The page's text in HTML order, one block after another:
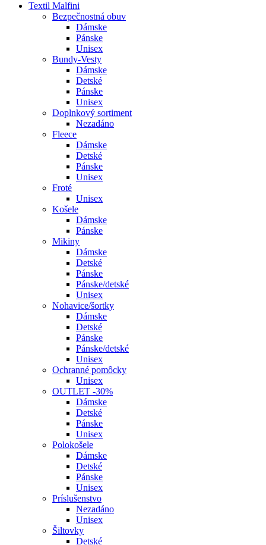
Textil Malfini
Bezpečnostná obuv
Dámske
Pánske
Unisex
Bundy-Vesty
Dámske
Detské
Pánske
Unisex
Doplnkový sortiment
Nezadáno
Fleece
Dámske
Detské
Pánske
Unisex
Froté
Unisex
Košele
Dámske
Pánske
Mikiny
Dámske
Detské
Pánske
Pánske/detské
Unisex
Nohavice/šortky
Dámske
Detské
Pánske
Pánske/detské
Unisex
Ochranné pomôcky
Unisex
OUTLET -30%
Dámske
Detské
Pánske
Unisex
Polokošele
Dámske
Detské
Pánske
Unisex
Príslušenstvo
Nezadáno
Unisex
Šiltovky
Detské